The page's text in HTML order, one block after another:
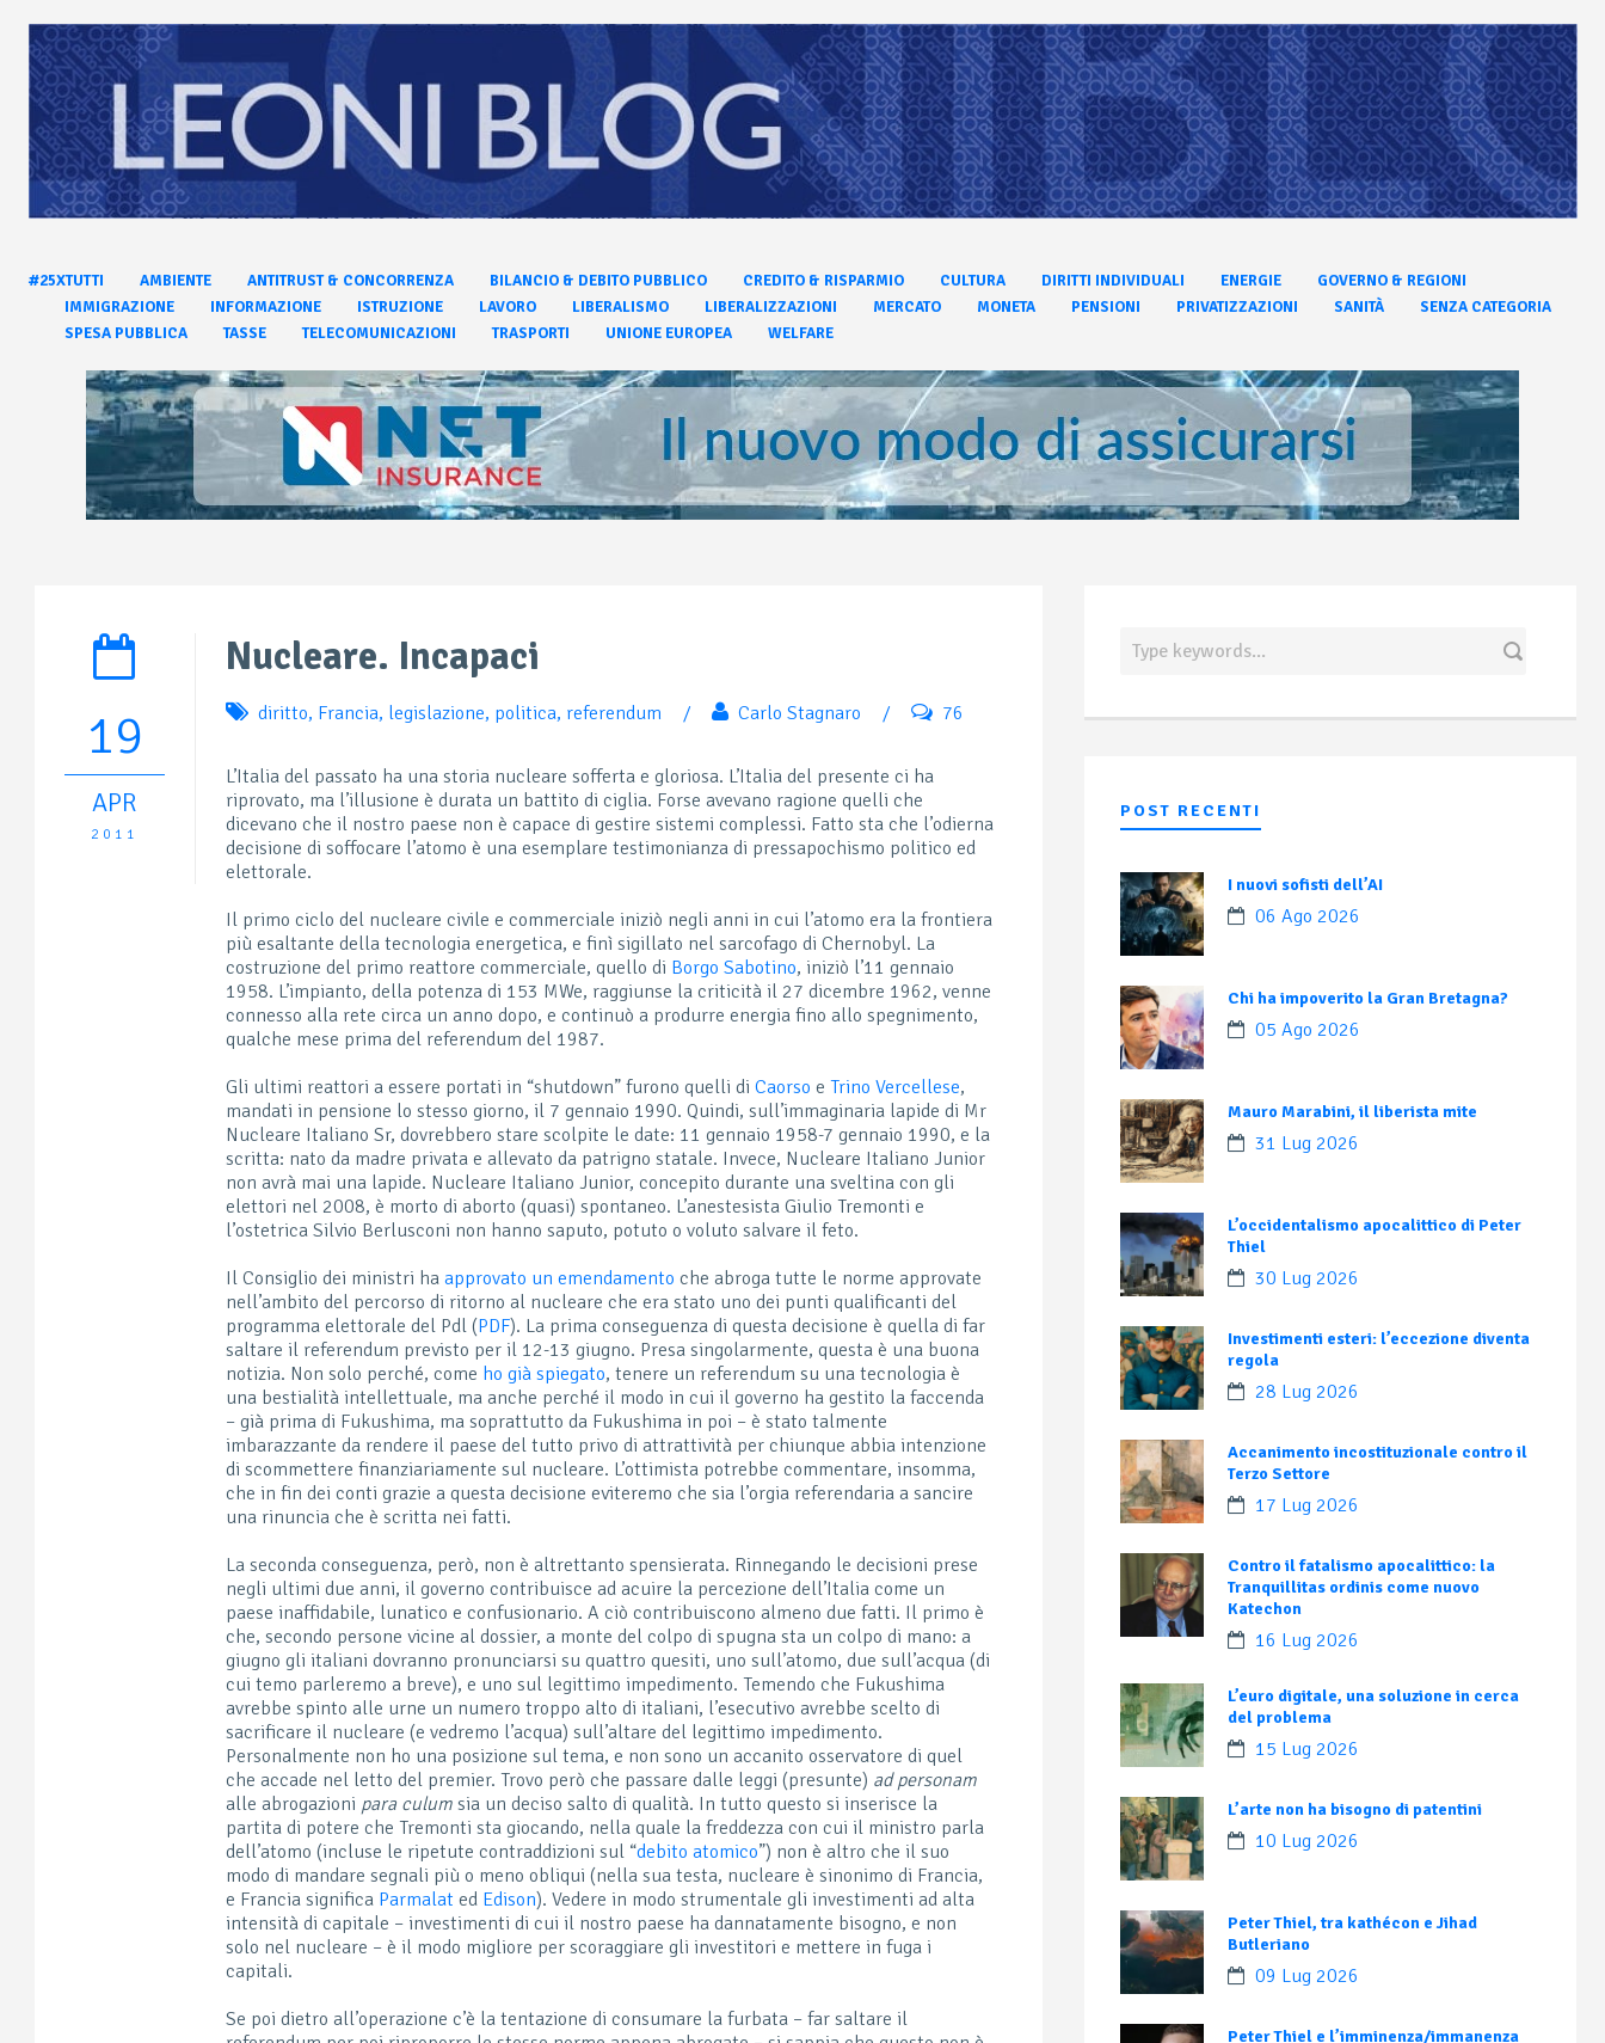
#25XTUTTI AMBIENTE ANTITRUST & CONCORRENZA BILANCIO & DEBITO PUBBLICO CREDITO & RISPARMIO CULTURA DIRITTI INDIVIDUALI ENERGIE
GOVERNO & REGIONI
IMMIGRAZIONE
INFORMAZIONE ISTRUZIONE LAVORO LIBERALISMO LIBERALIZZAZIONI MERCATO MONETA PENSIONI PRIVATIZZAZIONI SANITÀ
SENZA CATEGORIA
SPESA PUBBLICA
TASSE TELECOMUNICAZIONI TRASPORTI UNIONE EUROPEA WELFARE
19
APR
2011
Nucleare. Incapaci
diritto, Francia, legislazione, politica, referendum / Carlo Stagnaro / 76
L’Italia del passato ha una storia nucleare sofferta e gloriosa. L’Italia del presente ci ha
riprovato, ma l’illusione è durata un battito di ciglia. Forse avevano ragione quelli che
dicevano che il nostro paese non è capace di gestire sistemi complessi. Fatto sta che l’odierna
decisione di soffocare l’atomo è una esemplare testimonianza di pressapochismo politico ed
elettorale.
Il primo ciclo del nucleare civile e commerciale iniziò negli anni in cui l’atomo era la frontiera
più esaltante della tecnologia energetica, e finì sigillato nel sarcofago di Chernobyl. La
costruzione del primo reattore commerciale, quello di Borgo Sabotino, iniziò l’11 gennaio
1958. L’impianto, della potenza di 153 MWe, raggiunse la criticità il 27 dicembre 1962, venne
connesso alla rete circa un anno dopo, e continuò a produrre energia fino allo spegnimento,
qualche mese prima del referendum del 1987.
Gli ultimi reattori a essere portati in “shutdown” furono quelli diCaorso eTrino Vercellese,
mandati in pensione lo stesso giorno, il 7 gennaio 1990. Quindi, sull’immaginaria lapide di Mr
Nucleare Italiano Sr, dovrebbero stare scolpite le date: 11 gennaio 1958-7 gennaio 1990, e la
scritta: nato da madre privata e allevato da patrigno statale. Invece, Nucleare Italiano Junior
non avrà mai una lapide. Nucleare Italiano Junior, concepito durante una sveltina con gli
elettori nel 2008, è morto di aborto (quasi) spontaneo. L’anestesista Giulio Tremonti e
l’ostetrica Silvio Berlusconi non hanno saputo, potuto o voluto salvare il feto.
Il Consiglio dei ministri haapprovato un emendamento che abroga tutte le norme approvate
nell’ambito del percorso di ritorno al nucleare che era stato uno dei punti qualificanti del
programma elettorale del Pdl (PDF). La prima conseguenza di questa decisione è quella di far
saltare il referendum previsto per il 12-13 giugno. Presa singolarmente, questa è una buona
notizia. Non solo perché, come ho già spiegato, tenere un referendum su una tecnologia è
una bestialità intellettuale, ma anche perché il modo in cui il governo ha gestito la faccenda
– già prima di Fukushima, ma soprattutto da Fukushima in poi – è stato talmente
imbarazzante da rendere il paese del tutto privo di attrattività per chiunque abbia intenzione
di scommettere finanziariamente sul nucleare. L’ottimista potrebbe commentare, insomma,
che in fin dei conti grazie a questa decisione eviteremo che sia l’orgia referendaria a sancire
una rinuncia che è scritta nei fatti.
La seconda conseguenza, però, non è altrettanto spensierata. Rinnegando le decisioni prese
negli ultimi due anni, il governo contribuisce ad acuire la percezione dell’Italia come un
paese inaffidabile, lunatico e confusionario. A ciò contribuiscono almeno due fatti. Il primo è
che, secondo persone vicine al dossier, a monte del colpo di spugna sta un colpo di mano: a
giugno gli italiani dovranno pronunciarsi su quattro quesiti, uno sull’atomo, due sull’acqua (di
cui temo parleremo a breve), e uno sul legittimo impedimento. Temendo che Fukushima
avrebbe spinto alle urne un numero troppo alto di italiani, l’esecutivo avrebbe scelto di
sacrificare il nucleare (e vedremo l’acqua) sull’altare del legittimo impedimento.
Personalmente non ho una posizione sul tema, e non sono un accanito osservatore di quel
che accade nel letto del premier. Trovo però che passare dalle leggi (presunte) ad personam
alle abrogazioni para culum sia un deciso salto di qualità. In tutto questo si inserisce la
partita di potere che Tremonti sta giocando, nella quale la freddezza con cui il ministro parla
dell’atomo (incluse le ripetute contraddizioni sul “debito atomico”) non è altro che il suo
modo di mandare segnali più o meno obliqui (nella sua testa, nucleare è sinonimo di Francia,
e Francia significa Parmalat ed Edison). Vedere in modo strumentale gli investimenti ad alta
intensità di capitale – investimenti di cui il nostro paese ha dannatamente bisogno, e non
solo nel nucleare – è il modo migliore per scoraggiare gli investitori e mettere in fuga i
capitali.
Se poi dietro all’operazione c’è la tentazione di consumare la furbata – far saltare il
POST RECENTI
I nuovi sofisti dell’AI
06 Ago 2026
Chi ha impoverito la Gran Bretagna?
05 Ago 2026
Mauro Marabini, il liberista mite
31 Lug 2026
L’occidentalismo apocalittico di Peter
Thiel
30 Lug 2026
Investimenti esteri: l’eccezione diventa
regola
28 Lug 2026
Accanimento incostituzionale contro il
Terzo Settore
17 Lug 2026
Contro il fatalismo apocalittico: la
Tranquillitas ordinis come nuovo
Katechon
16 Lug 2026
L’euro digitale, una soluzione in cerca
del problema
15 Lug 2026
L’arte non ha bisogno di patentini
10 Lug 2026
Peter Thiel, tra kathécon e Jihad
Butleriano
09 Lug 2026
Peter Thiel e l’imminenza/immanenza